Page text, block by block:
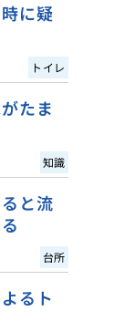
に疑
トイレ
たま
知識
と流
台所
るト